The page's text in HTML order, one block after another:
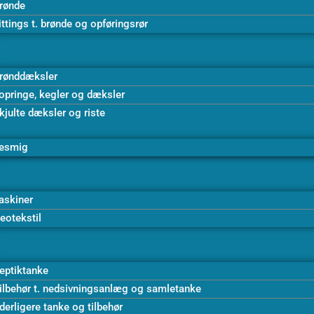
t. brønde og opføringsrør
kegler og dæksler
dæksler og riste
t. nedsivningsanlæg og samletanke
tanke og tilbehør